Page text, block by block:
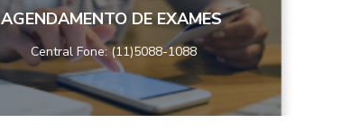
AGENDAMENTO DE EXAMES
Central Fone: (11)5088-1088